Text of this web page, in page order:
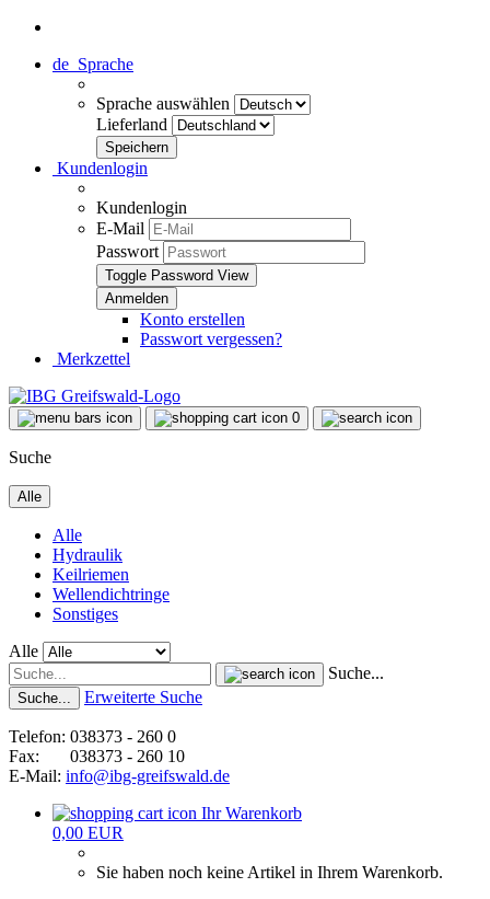
de Sprache
Sprache auswählen
Lieferland
Kundenlogin
Kundenlogin
E-Mail
Passwort
Toggle Password View
Konto erstellen
Passwort vergessen?
Merkzettel
0
Suche
Alle
Alle
Hydraulik
Keilriemen
Wellendichtringe
Sonstiges
Alle
Suche...
Suche... Erweiterte Suche
Telefon: 038373 - 260 0
Fax: 038373 - 260 10
E-Mail: info@ibg-greifswald.de
Ihr Warenkorb
0,00 EUR
Sie haben noch keine Artikel in Ihrem Warenkorb.